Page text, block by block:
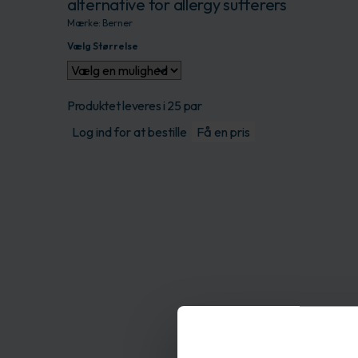
alternative for allergy sufferers
Mærke: Berner
Vælg Størrelse
Produktet leveres i 25 par
Log ind for at bestille
Få en pris
The durable